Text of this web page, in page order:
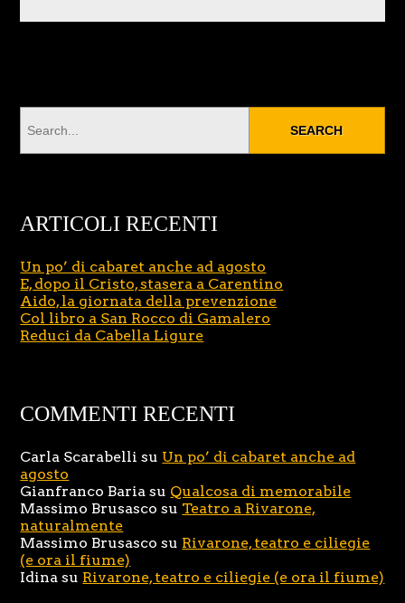
ARTICOLI RECENTI
Un po’ di cabaret anche ad agosto
E, dopo il Cristo, stasera a Carentino
Aido, la giornata della prevenzione
Col libro a San Rocco di Gamalero
Reduci da Cabella Ligure
COMMENTI RECENTI
Carla Scarabelli su Un po’ di cabaret anche ad
agosto
Gianfranco Baria su Qualcosa di memorabile
Massimo Brusasco su Teatro a Rivarone,
naturalmente
Massimo Brusasco su Rivarone, teatro e ciliegie
(e ora il fiume)
Idina su Rivarone, teatro e ciliegie (e ora il fiume)